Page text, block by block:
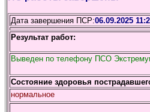
Дата завершения ПСР:06.09.2025
Результат работ:
Выведен по телефону ПСО
Состояние здоровья
нормальное